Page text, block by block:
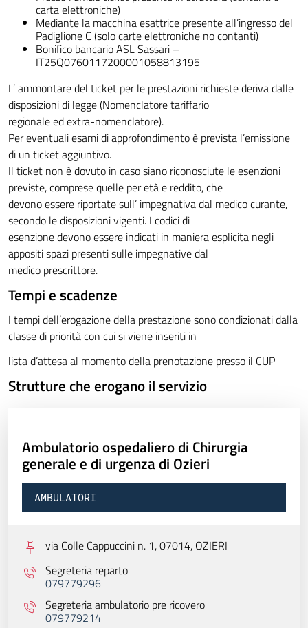
carta elettroniche)
Mediante la macchina esattrice presente all’ingresso del
Padiglione C (solo carte elettroniche no contanti)
Bonifico bancario ASL Sassari –
IT25Q0760117200001058813195
L’ ammontare del ticket per le prestazioni richieste deriva dalle
disposizioni di legge (Nomenclatore tariffario
regionale ed extra-nomenclatore).
Per eventuali esami di approfondimento è prevista l’emissione
di un ticket aggiuntivo.
Il ticket non è dovuto in caso siano riconosciute le esenzioni
previste, comprese quelle per età e reddito, che
devono essere riportate sull’ impegnativa dal medico curante,
secondo le disposizioni vigenti. I codici di
esenzione devono essere indicati in maniera esplicita negli
appositi spazi presenti sulle impegnative dal
medico prescrittore.
Tempi e scadenze
I tempi dell’erogazione della prestazione sono condizionati dalla
classe di priorità con cui si viene inseriti in
lista d’attesa al momento della prenotazione presso il CUP
Strutture che erogano il servizio
Ambulatorio ospedaliero di Chirurgia
generale e di urgenza di Ozieri
AMBULATORI
via Colle Cappuccini n. 1, 07014, OZIERI
Segreteria reparto
079779296
Segreteria ambulatorio pre ricovero
079779214